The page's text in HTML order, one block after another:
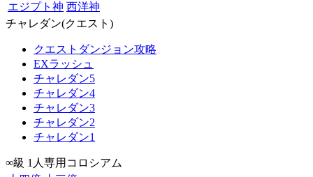
エジプト神 西洋神
チャレダン(クエスト)
クエストダンジョン攻略
EXラッシュ
チャレダン5
チャレダン4
チャレダン3
チャレダン2
チャレダン1
∞級 1人専用コロシアム